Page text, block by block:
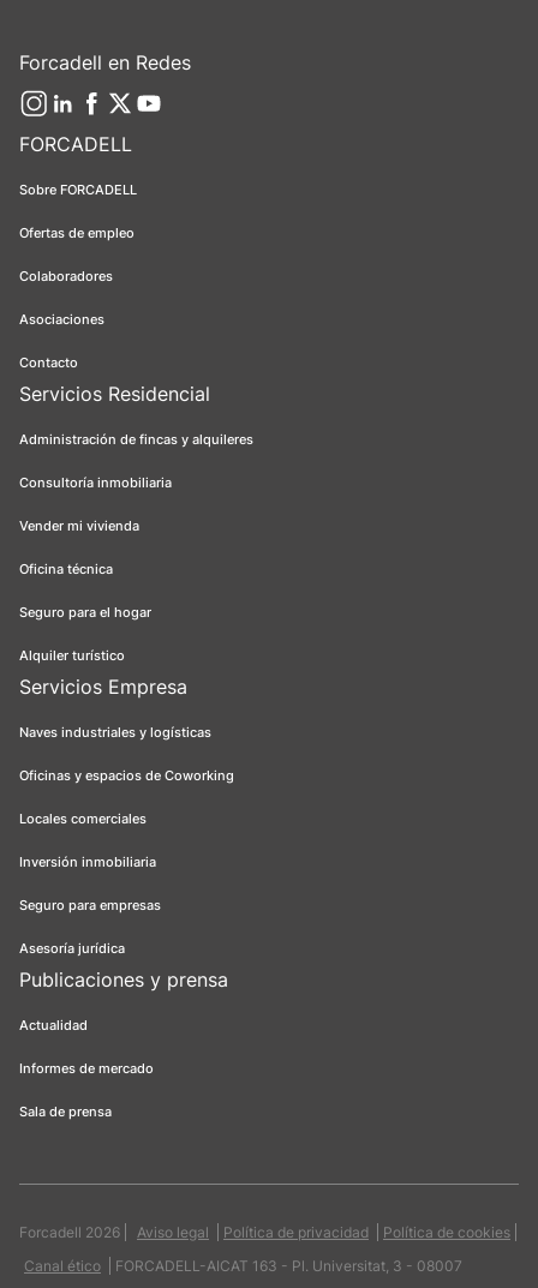
FORCADELL
Sobre FORCADELL
Ofertas de empleo
Colaboradores
Asociaciones
Contacto
Servicios Residencial
Administración de fincas y alquileres
Consultoría inmobiliaria
Vender mi vivienda
Oficina técnica
Seguro para el hogar
Alquiler turístico
Servicios Empresa
Naves industriales y logísticas
Oficinas y espacios de Coworking
Locales comerciales
Inversión inmobiliaria
Seguro para empresas
Asesoría jurídica
Publicaciones y prensa
Actualidad
Informes de mercado
Sala de prensa
Forcadell en Redes
Forcadell 2026 Aviso legal Política de privacidad
Política de cookies
Canal ético
FORCADELL-AICAT 163 - Pl. Universitat, 3 - 08007